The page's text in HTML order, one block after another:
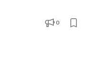
伝えるためのコピーライ
0